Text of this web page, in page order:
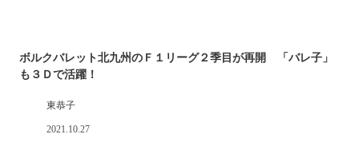
ボルクバレット北九州のＦ１リーグ２季目が再開 「バレ子」
も３Ｄで活躍！
東恭子
2021.10.27